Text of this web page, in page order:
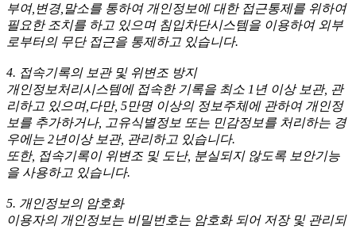
부여,변경,말소를 통하여 개인정보에 대한 접근통제를 위하여
필요한 조치를 하고 있으며 침입차단시스템을 이용하여 외부
로부터의 무단 접근을 통제하고 있습니다.
4. 접속기록의 보관 및 위변조 방지
개인정보처리시스템에 접속한 기록을 최소 1년 이상 보관, 관
리하고 있으며,다만, 5만명 이상의 정보주체에 관하여 개인정
보를 추가하거나, 고유식별정보 또는 민감정보를 처리하는 경
우에는 2년이상 보관, 관리하고 있습니다.
또한, 접속기록이 위변조 및 도난, 분실되지 않도록 보안기능
을 사용하고 있습니다.
5. 개인정보의 암호화
이용자의 개인정보는 비밀번호는 암호화 되어 저장 및 관리되